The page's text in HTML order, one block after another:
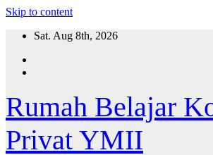
Skip to content
Sat. Aug 8th, 2026
Rumah Belajar
Privat YMII